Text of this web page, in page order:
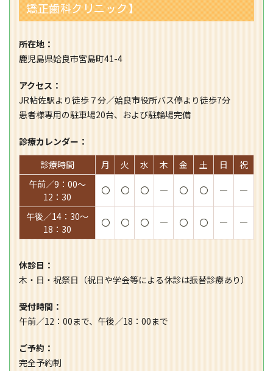
矯正歯科クリニック】
所在地：
鹿児島県姶良市宮島町41-4
アクセス：
JR帖佐駅より徒歩７分／姶良市役所バス停より徒歩7分
患者様専用の駐車場20台、および駐輪場完備
診療カレンダー：
診療時間
月 火 水 木 金 土 日
祝
午前／9：00～
12：30
〇 〇 〇 ― 〇 〇 ― ―
午後／14：30～
18：30
〇 〇 〇 ― 〇 〇 ― ―
休診日：
木・日・祝祭日（祝日や学会等による休診は振替診療あり）
受付時間：
午前／12：00まで、午後／18：00まで
ご予約：
完全予約制